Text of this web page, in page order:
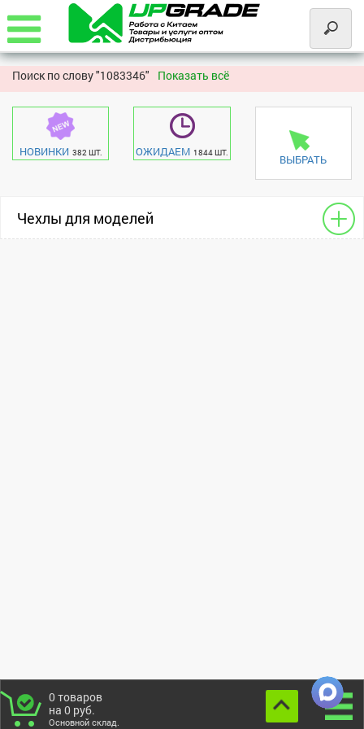
Поиск по слову "1083346" Показать всё
НОВИНКИ 382 ШТ. ОЖИДАЕМ 1844 ШТ. ВЫБРАТЬ
Чехлы для моделей
0 товаров
на 0 руб.
Основной склад.